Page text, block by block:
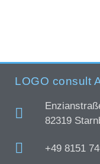
LOGO consult
82319
+49 8151